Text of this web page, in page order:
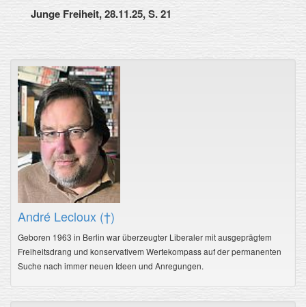
Junge Freiheit, 28.11.25, S. 21
André Lecloux (†)
Geboren 1963 in Berlin war überzeugter Liberaler mit ausgeprägtem
Freiheitsdrang und konservativem Wertekompass auf der permanenten
Suche nach immer neuen Ideen und Anregungen.